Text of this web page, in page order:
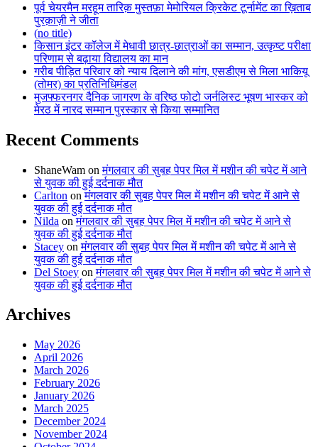
पूर्व चेयरमैन मरहूम तारिक़ मुस्तफ़ा मेमोरियल क्रिकेट टूर्नामेंट का ख़िताब
पुरक़ाज़ी ने जीता
(no title)
किसान इंटर कॉलेज में मेधावी छात्र-छात्राओं का सम्मान, उत्कृष्ट परीक्षा
परिणाम से बढ़ाया विद्यालय का मान
गरीब पीड़ित परिवार को न्याय दिलाने की मांग, एसडीएम से मिला भाकियू
(तोमर) का प्रतिनिधिमंडल
मुजफ्फरनगर दैनिक जागरण के वरिष्ठ फोटो जर्नलिस्ट भूषण भास्कर को
मेरठ में नारद सम्मान पुरस्कार से किया सम्मानित
Recent Comments
ShaneWam onमंगलवार की सुबह पेपर मिल में मशीन की चपेट में आने
से युवक की हुई दर्दनाक मौत
Carlton onमंगलवार की सुबह पेपर मिल में मशीन की चपेट में आने से
युवक की हुई दर्दनाक मौत
Nilda onमंगलवार की सुबह पेपर मिल में मशीन की चपेट में आने से
युवक की हुई दर्दनाक मौत
Stacey onमंगलवार की सुबह पेपर मिल में मशीन की चपेट में आने से
युवक की हुई दर्दनाक मौत
Del Stoey onमंगलवार की सुबह पेपर मिल में मशीन की चपेट में आने से
युवक की हुई दर्दनाक मौत
Archives
May 2026
April 2026
March 2026
February 2026
January 2026
March 2025
December 2024
November 2024